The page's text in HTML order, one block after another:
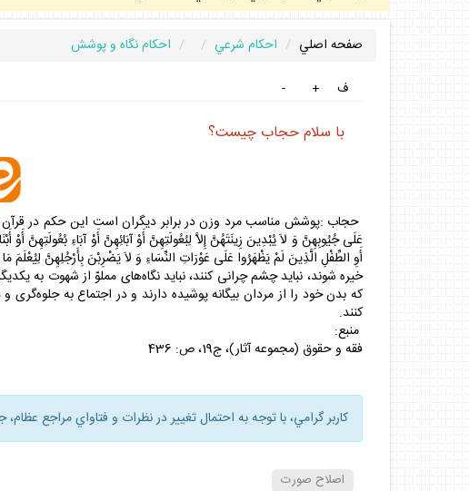
صفحه اصلي احكام شرعي
احكام نگاه و پوشش
ف
+
-
با سلام حجاب چيست؟
حجاب :پوشش مناسب مرد وزن در برابر ديگران است اين حكم در قرآن
عَلَى جُيُوبِهِنَّ وَ لاَ يُبْدِينَ زِينَتَهُنَّ إِلاَّ لِبُعُولَتِهِنَّ أَوْ آبَائِهِنَّ أَوْ آبَاءِ بُعُولَتِهِنَّ أَوْ
خيره شوند، نبايد چشم چرانى كنند، نبايد نگاه‌هاى مملوّ از شهوت به
كه بدن خود را از مردان بيگانه پوشيده دارند و در اجتماع به
كنند.
منبع:
فقه و حقوق (مجموعه آثار)، ج‌19، ص: 436
كاربر گرامي، با توجه به احتمال تغيير در نظرات و فتاواي مراجع
اصلاح صورت